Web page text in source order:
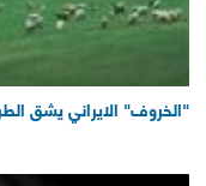
"الخروف" الايراني يشق